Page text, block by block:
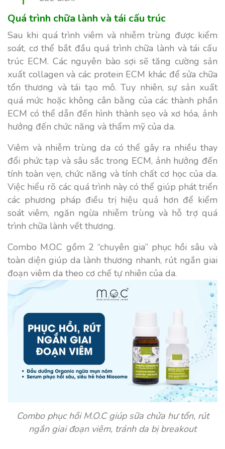
Quá trình chữa lành và tái cấu trúc
Sau khi quá trình viêm và nhiễm trùng được kiểm
soát, cơ thể bắt đầu quá trình chữa lành và tái cấu
trúc ECM. Các nguyên bào sợi sẽ tăng cường sản
xuất collagen và các protein ECM khác để sửa chữa
tổn thương và tái tạo mô. Tuy nhiên, sự sản xuất
quá mức hoặc không cân bằng của các thành phần
ECM có thể dẫn đến hình thành sẹo và xơ hóa, ảnh
hưởng đến chức năng và thẩm mỹ của da.
Viêm và nhiễm trùng da có thể gây ra nhiều thay
đổi phức tạp và sâu sắc trong ECM, ảnh hưởng đến
tính toàn vẹn, chức năng và tính chất cơ học của da.
Việc hiểu rõ các quá trình này có thể giúp phát triển
các phương pháp điều trị hiệu quả hơn để kiểm
soát viêm, ngăn ngừa nhiễm trùng và hỗ trợ quá
trình chữa lành vết thương.
Combo M.O.C gồm 2 “chuyên gia” phục hồi sâu và
toàn diện giúp da lành thương nhanh, rút ngắn giai
đoạn viêm da theo cơ chế tự nhiên của da.
Combo phục hồi M.O.C giúp sữa chửa hư tổn, rút
ngắn giai đoạn viêm, tránh da bị breakout